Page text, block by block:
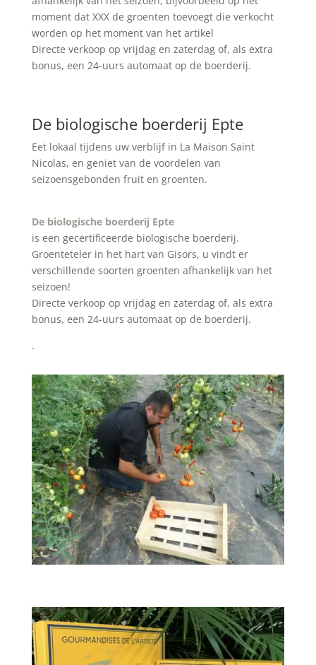
moment dat XXX de groenten toevoegt die verkocht
worden op het moment van het artikel
Directe verkoop op vrijdag en zaterdag of, als extra
bonus, een 24-uurs automaat op de boerderij.
De biologische boerderij Epte
Eet lokaal tijdens uw verblijf in La Maison Saint
Nicolas, en geniet van de voordelen van
seizoensgebonden fruit en groenten.
De biologische boerderij Epte
is een gecertificeerde biologische boerderij.
Groenteteler in het hart van Gisors, u vindt er
verschillende soorten groenten afhankelijk van het
seizoen!
Directe verkoop op vrijdag en zaterdag of, als extra
bonus, een 24-uurs automaat op de boerderij.
.